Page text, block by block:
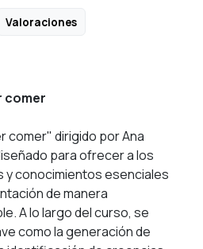
Valoraciones
comer
comer" dirigido por Ana
para ofrecer a los
conocimientos esenciales
de manera
A lo largo del curso, se
como la generación de